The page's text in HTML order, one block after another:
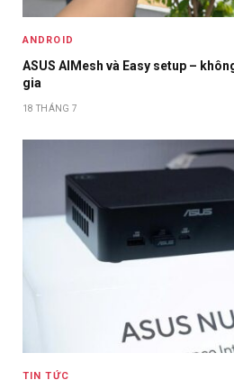
ANDROID
ASUS AIMesh và Easy setup –
gia
18 THÁNG 7
TIN TỨC